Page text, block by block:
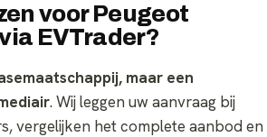
voor Peugeot
EVTrader?
maar een
. Wij leggen uw aanvraag bij
vergelijken het complete aanbod en